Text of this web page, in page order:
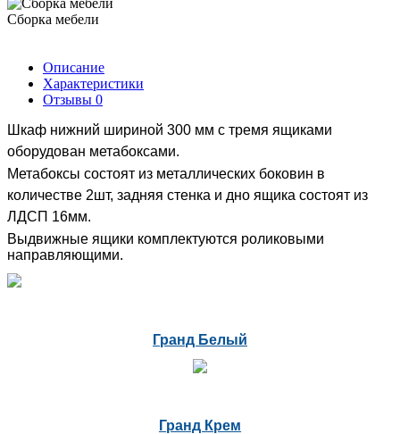
Сборка мебели
Описание
Характеристики
Отзывы 0
Шкаф нижний шириной 300 мм с тремя ящиками
оборудован метабоксами.
Метабоксы состоят из металлических боковин в
количестве 2шт, задняя стенка и дно ящика состоят из
ЛДСП 16мм.
Выдвижные ящики комплектуются роликовыми
направляющими.
Гранд Белый
Гранд Крем